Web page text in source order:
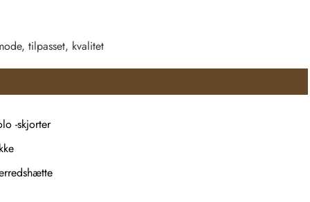
tilpasset, kvalitet
-skjorter